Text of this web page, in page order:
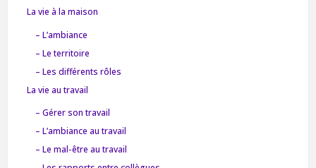
La vie à la maison
– L’ambiance
– Le territoire
– Les différents rôles
La vie au travail
– Gérer son travail
– L’ambiance au travail
– Le mal-être au travail